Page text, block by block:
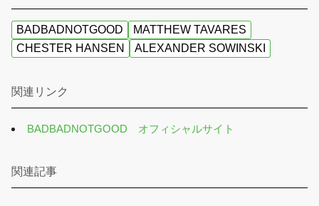
BADBADNOTGOOD
MATTHEW TAVARES
CHESTER HANSEN
ALEXANDER SOWINSKI
関連リンク
BADBADNOTGOOD オフィシャルサイト
関連記事